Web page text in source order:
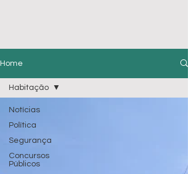
Home
Notícias
Política
Segurança
Concursos
Públicos
Habitação